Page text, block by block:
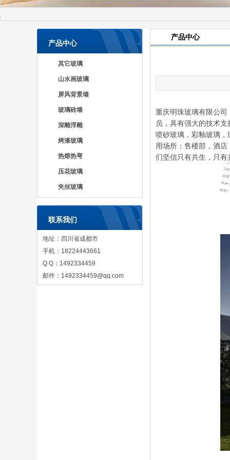
产品中心
其它玻璃
山水画玻璃
屏风背景墙
玻璃砖墙
深雕浮雕
烤漆玻璃
热熔热弯
压花玻璃
夹丝玻璃
联系我们
地址：四川省成都市
手机：18224443661
Q Q：1492334459
邮件： 1492334459@qq.com
产品中心
重庆明珠玻璃有限公
员，具有强大的技术
喷砂玻璃，彩釉玻璃
用场所：售楼部，酒
们坚信只有共生，只